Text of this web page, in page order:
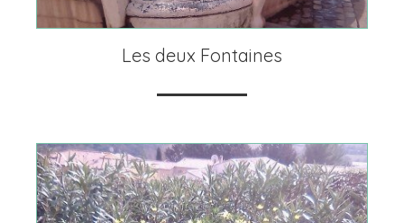
Les deux Fontaines